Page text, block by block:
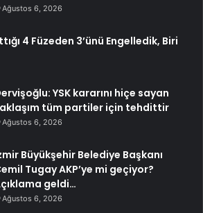
Ağustos 6, 2026
4 Füzeden 3’ünü Engelledik, Biri
YSK kararını hiçe sayan
tüm partiler için tehdittir
Ağustos 6, 2026
Büyükşehir Belediye Başkanı
Tugay AKP’ye mi geçiyor?
geldi…
Ağustos 6, 2026